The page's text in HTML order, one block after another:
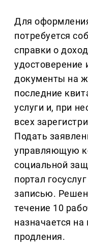
Для
потребуется
справки о
документы на
последние
услуги и, при
всех
Подать
управляющую
социальной
портал
записью.
течение 10
назначается
продления.